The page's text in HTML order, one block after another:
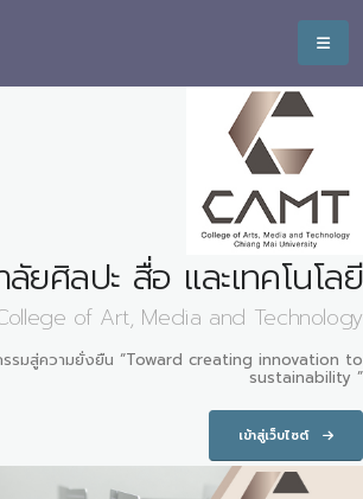
ยศิลปะ สื่อ และเทคโนโลยี
of Art, Media and Technology
รรมสู่ความยั่งยืน “Toward creating innovation to
sustainability ”
เข้าสู่เว็บไซต์